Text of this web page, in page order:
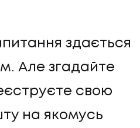
здається
Але згадайте
свою
на якомусь